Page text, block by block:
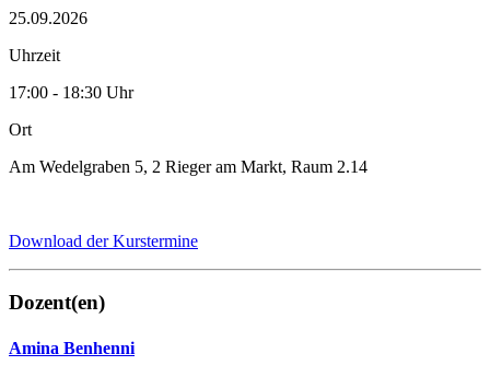
25.09.2026
Uhrzeit
17:00 - 18:30 Uhr
Ort
Am Wedelgraben 5, 2 Rieger am Markt, Raum 2.14
Download der Kurstermine
Dozent(en)
Amina Benhenni